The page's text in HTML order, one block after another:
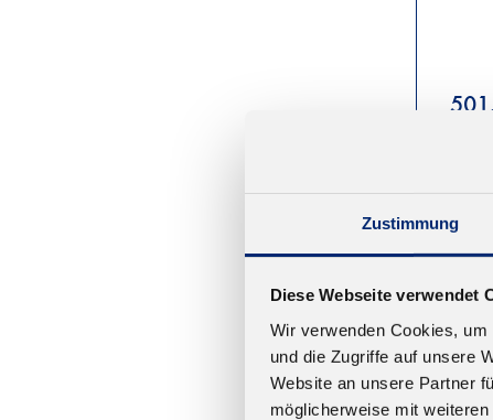
Zustimmung
Diese Webseite verwendet
Wir verwenden Cookies,
und die Zugriffe auf unsere
Website an unsere Partner
möglicherweise mit
91).
ca.
Ab